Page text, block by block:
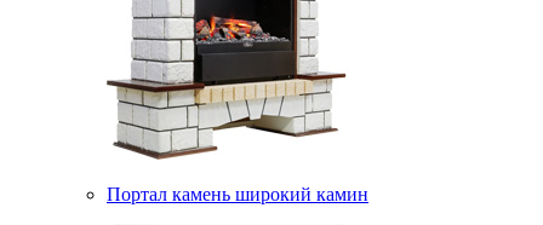
Портал камень широкий камин